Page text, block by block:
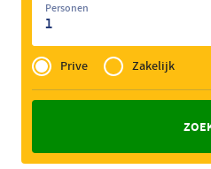
Personen
1
Privé
of
Zakelijk
Prive Zakelijk